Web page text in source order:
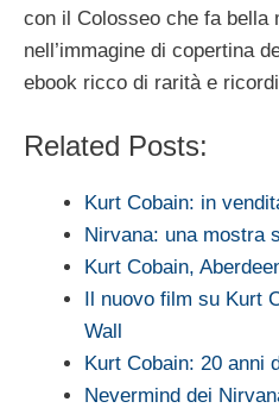
con il Colosseo che fa bella
nell’immagine di copertina
ebook ricco di rarità e
Related Posts:
Kurt Cobain: in
Nirvana: una mostra
Kurt Cobain,
Il nuovo film su Kurt
Wall
Kurt Cobain: 20 anni
Nevermind dei